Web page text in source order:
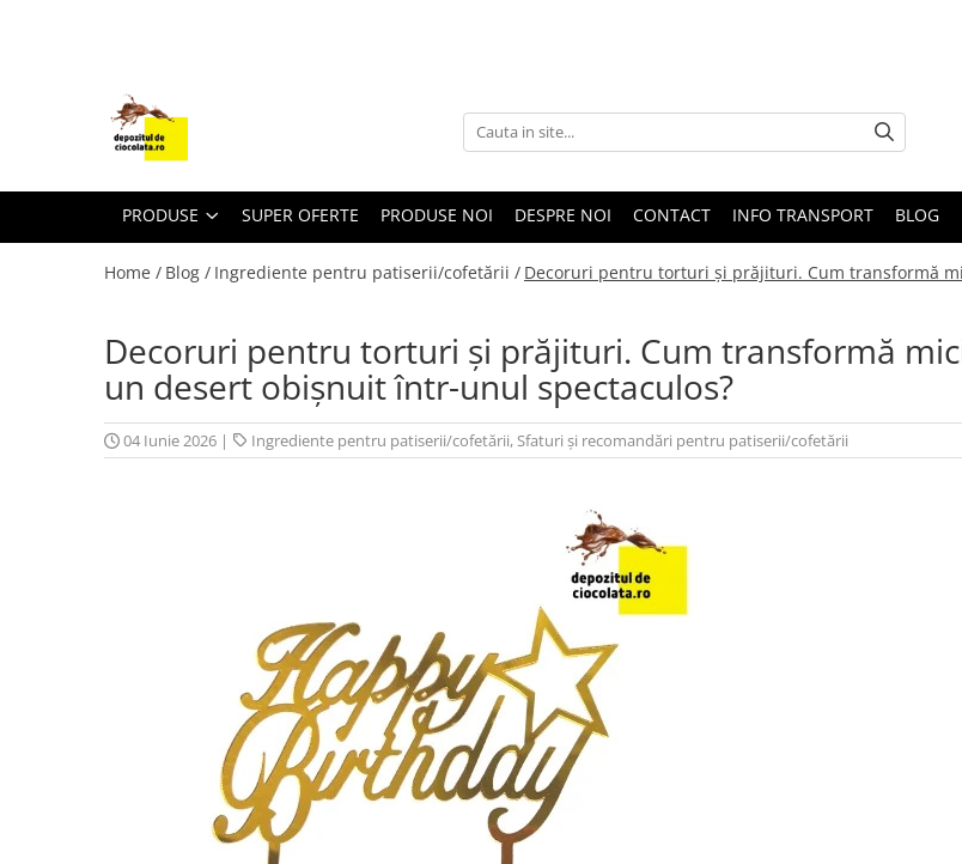
COLORANTI ALIMENTARI
GLAZURI, UMPLUTURI, CREME
USTENSILE SI FORME SILICON
FRISCA, UNT, LAPTE CONDENSAT
COJI TARTE
PRODUSE SUPER OFERTE PRODUSE NOI DESPRE NOI CONTACT INFO TRANSPORT BLOG
Home / Blog / Ingrediente pentru patiserii/cofetării / Decoruri pentru torturi și prăjituri. Cum transformă
Decoruri pentru torturi și prăjituri. Cum transformă
un desert obișnuit într-unul spectaculos?
04 Iunie 2026 | Ingrediente pentru patiserii/cofetării,Sfaturi și recomandări pentru patiserii/cofetării